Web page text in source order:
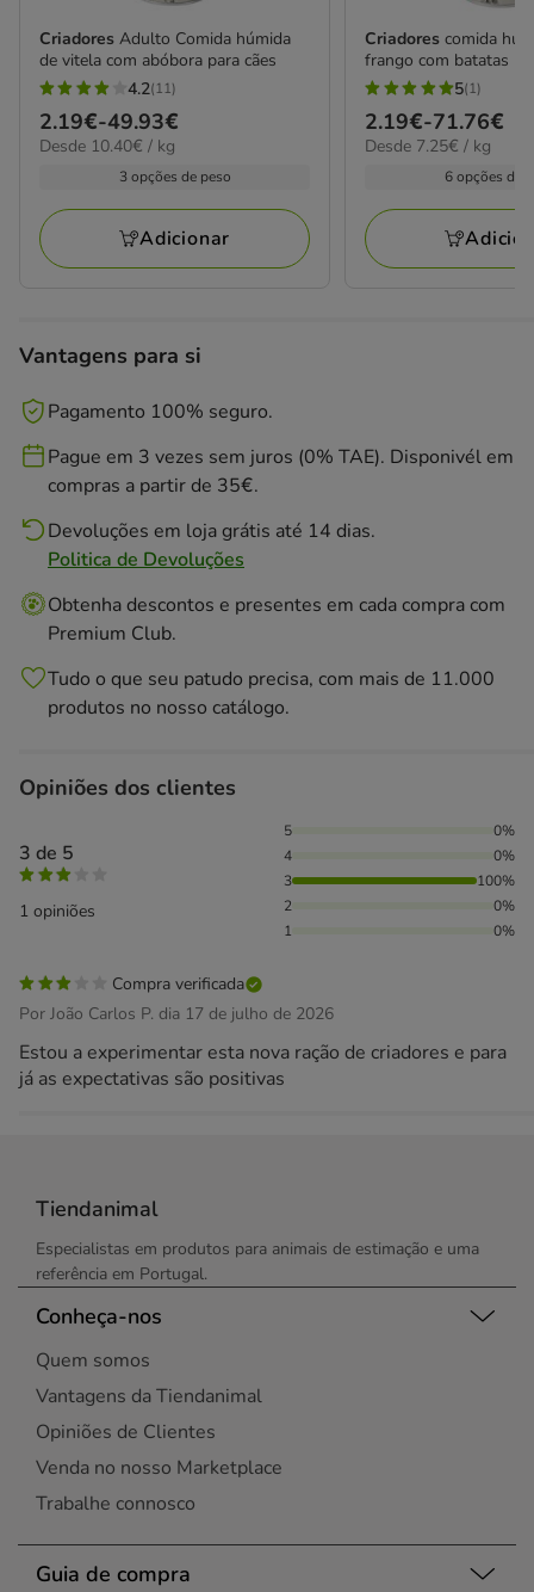
Criadores Adulto Comida húmida
de vitela com abóbora para cães
4.2
estrelas
com
avaliações
4.2(11)
Preço
de
49.93€
2.19€-49.93€
10.40€
Desde 10.40€ / kg
3 opções de peso
Adicionar
Criadorescomida
frango com batatas
5
estrelas
com
avaliações
5(1)
Preço
de
71.76€
2.19€-71.76€
7.25€
Desde 7.25€ / kg
6 opções de
Vantagens para si
Pagamento 100% seguro.
Pague em 3 vezes sem juros (0% TAE). Disponivél em
compras a partir de 35€.
Devoluções em loja grátis até 14 dias.
Politica de Devoluções
Obtenha descontos e presentes em cada compra com
Premium Club.
Tudo o que seu patudo precisa, com mais de 11.000
produtos no nosso catálogo.
Opiniões dos clientes
3 de 5
1 opiniões
100% das pessoas avaliaram com 3 estrelas,
5
0%
4
0%
3
100%
2
0%
1
0%
Compra verificada
Por João Carlos P. dia 17 de julho de 2026
Estou a experimentar esta nova ração de criadores e para
já as expectativas são positivas
Tiendanimal
Especialistas em produtos para animais de estimação e uma
referência em Portugal.
Conheça-nos
Quem somos
Vantagens da Tiendanimal
Opiniões de Clientes
Venda no nosso Marketplace
Trabalhe connosco
Guia de compra